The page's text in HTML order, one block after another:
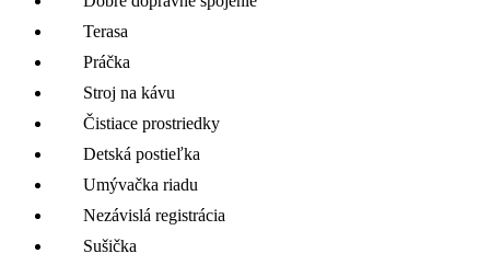
Terasa
Práčka
Stroj na kávu
Čistiace prostriedky
Detská postieľka
Umývačka riadu
Nezávislá registrácia
Sušička